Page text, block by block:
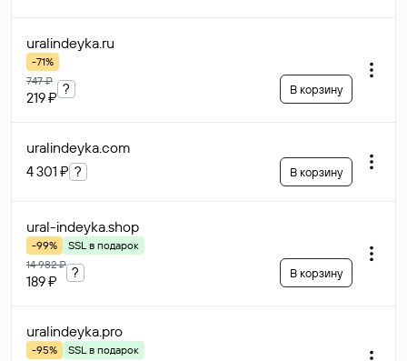
uralindeyka.ru
-71%
747 ₽
219 ₽
? В корзину
uralindeyka.com
4 301 ₽ ? В корзину
ural-indeyka.shop
-99%
SSL в подарок
14 982 ₽
189 ₽
? В корзину
uralindeyka.pro
-95%
SSL в подарок